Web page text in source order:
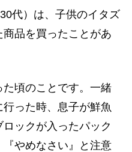
代）は、子供のイタズ
品を買ったことがあ
た頃のことです。一緒
った時、息子が鮮魚
ックが入ったパック
やめなさい』と注意